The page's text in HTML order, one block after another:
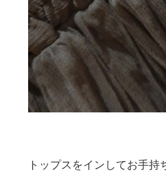
トップスをインしてお手持